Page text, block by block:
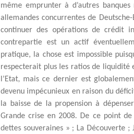
même emprunter à d’autres
allemandes concurrentes de
continuer des opérations de crédit
contrepartie est un actif
pratique, la chose est impossible
respecterait plus les ratios de liquidité
l’Etat, mais ce dernier est
devenu impécunieux en raison du
la baisse de la propension à
Grande crise en 2008. De ce point
dettes souveraines » ; La Découverte